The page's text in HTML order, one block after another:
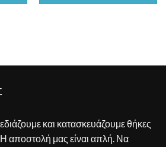
και κατασκευάζουμε θήκες
αποστολή μας είναι απλή. Να